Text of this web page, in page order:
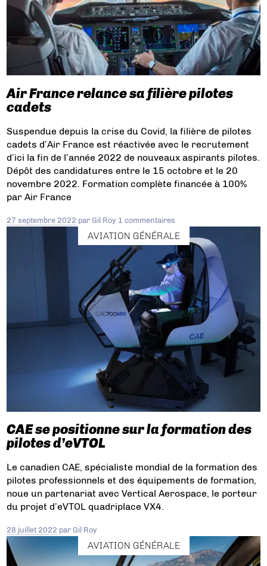
Air France relance sa filière pilotes
cadets
Suspendue depuis la crise du Covid, la filière de pilotes
cadets d’Air France est réactivée avec le recrutement
d’ici la fin de l’année 2022 de nouveaux aspirants pilotes.
Dépôt des candidatures entre le 15 octobre et le 20
novembre 2022. Formation complète financée à 100%
par Air France
27 septembre 2022 parGil Roy 1 commentaires
AVIATION GÉNÉRALE
CAE se positionne sur la formation des
pilotes d’eVTOL
Le canadien CAE, spécialiste mondial de la formation des
pilotes professionnels et des équipements de formation,
noue un partenariat avec Vertical Aerospace, le porteur
du projet d’eVTOL quadriplace VX4.
28 juillet 2022 parGil Roy
AVIATION GÉNÉRALE